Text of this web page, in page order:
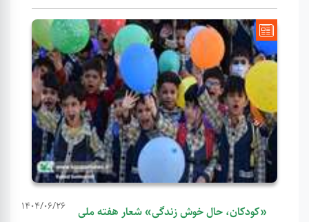
1404/06/26
«کودکان، حال خوش زندگی» شعار هفته ملی